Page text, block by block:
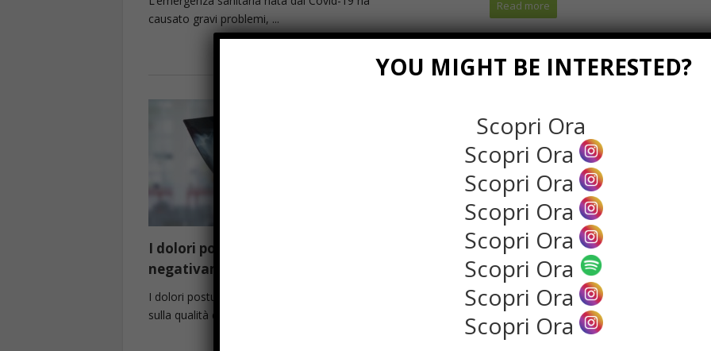
causato gravi problemi, ...
Read more
I dolori posturali impattano
negativamente sul sonno
I dolori posturali impattano negativamente
sulla qualità del sonno: ...
L’importanza della famiglia
nell’educazione del bambino
Portatrice sana di valori, responsabilità e
sviluppo sia emotivo ...
Read more
YOU MIGHT BE INTERESTED?
Scopri Ora
Scopri Ora
Scopri Ora
Scopri Ora
Scopri Ora
Scopri Ora
Scopri Ora
Scopri Ora